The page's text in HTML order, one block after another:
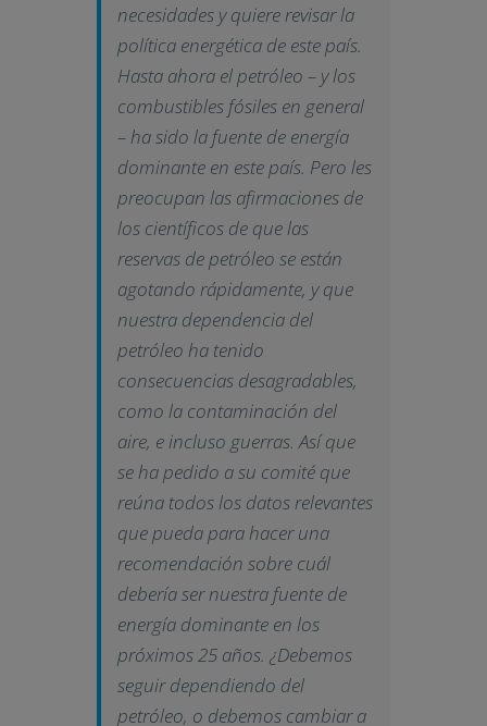
necesidades y quiere revisar la
política energética de este país.
Hasta ahora el petróleo – y los
combustibles fósiles en general
– ha sido la fuente de energía
dominante en este país. Pero les
preocupan las afirmaciones de
los científicos de que las
reservas de petróleo se están
agotando rápidamente, y que
nuestra dependencia del
petróleo ha tenido
consecuencias desagradables,
como la contaminación del
aire, e incluso guerras. Así que
se ha pedido a su comité que
reúna todos los datos relevantes
que pueda para hacer una
recomendación sobre cuál
debería ser nuestra fuente de
energía dominante en los
próximos 25 años. ¿Debemos
seguir dependiendo del
petróleo, o debemos cambiar a